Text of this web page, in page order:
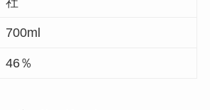
700ml
46％